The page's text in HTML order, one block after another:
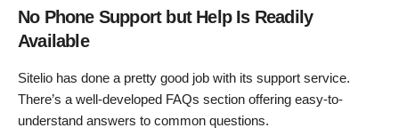
No Phone Support but Help Is Readily
Available
Sitelio has done a pretty good job with its support service.
There’s a well-developed FAQs section offering easy-to-
understand answers to common questions.